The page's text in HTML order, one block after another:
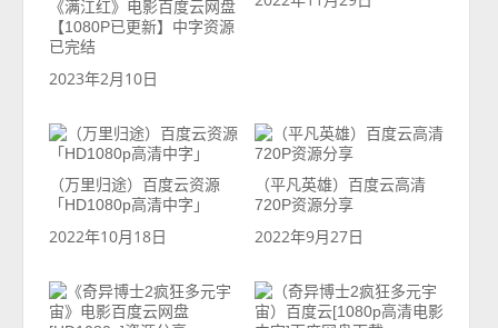
《满江红》电影百度云网盘
【1080P已更新】中字资源
已完结
2023年2月10日
（万里归途）百度云资源
「HD1080p高清中字」
2022年10月18日
（平凡英雄）百度云高清
720P资源分享
2022年9月27日